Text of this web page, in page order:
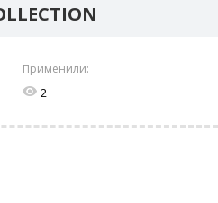
Применили:
2